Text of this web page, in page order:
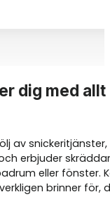
dig med allt
av
erbjuder
eller fönster.
brinner för,